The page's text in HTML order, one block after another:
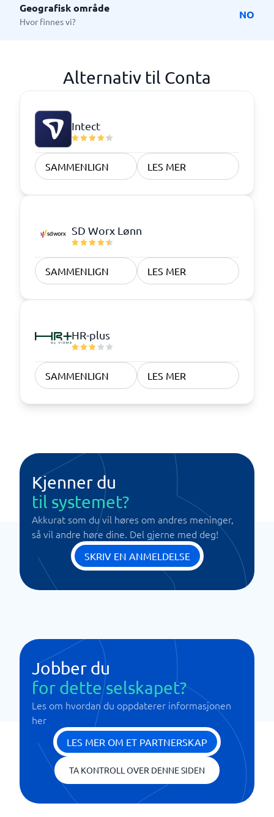
Geografisk område
Hvor finnes vi?
NO
Alternativ til Conta
Intect
SAMMENLIGN LES MER
SD Worx Lønn
SAMMENLIGN LES MER
HR-plus
SAMMENLIGN LES MER
Kjenner du
til systemet?
Akkurat som du vil høres om andres meninger,
så vil andre høre dine. Del gjerne med deg!
SKRIV EN ANMELDELSE
Jobber du
for dette selskapet?
Les om hvordan du oppdaterer informasjonen
her
LES MER OM ET PARTNERSKAP
TA KONTROLL OVER DENNE SIDEN